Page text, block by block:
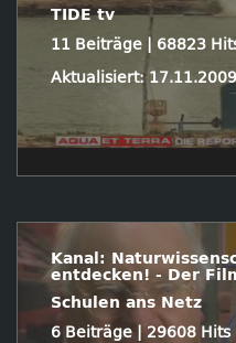
TIDE tv
11 Beiträge | 68823
Aktualisiert:
Kanal:
entdecken! - Der
Schulen ans Netz
6 Beiträge | 29608 Hits